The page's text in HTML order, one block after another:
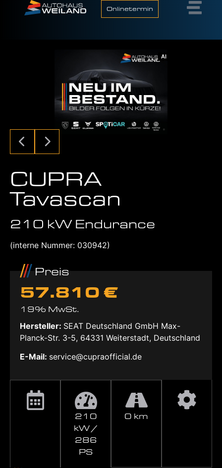
Onlinetermin
AI
CUPRA
Tavascan
210 kW Endurance
(interne Nummer: 030942)
210
kW /
286
PS
0 km
Preis
57.810 €
19% MwSt.
Hersteller: SEAT Deutschland GmbH Max-
Planck-Str. 3-5, 64331 Weiterstadt, Deutschland
E-Mail: service@cupraofficial.de